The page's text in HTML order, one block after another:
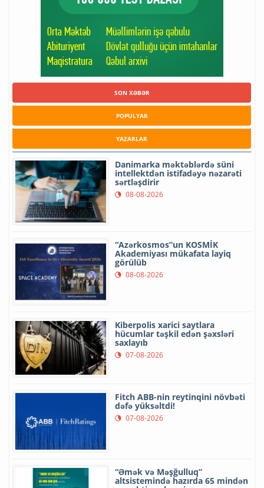
SON XƏBƏR
POPULYAR
YAZARLAR
Danimarka məktəblərdə süni
intellektdən istifadəyə nəzarəti
sərtləşdirir
08-08-2026
“Azərkosmos”un KOSMİK
Akademiyası mükafata layiq
görülüb
08-08-2026
Kiberpolis xarici saytlara
hücumlar təşkil edən şəxsləri
saxlayıb
07-08-2026
Fitch ABB-nin reytinqini növbəti
dəfə yüksəltdi!
07-08-2026
“Əmək və Məşğulluq”
altsistemində hazırda 65 mindən